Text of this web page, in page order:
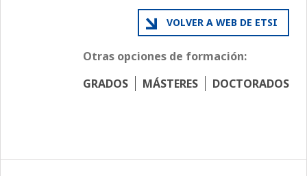
VOLVER A WEB DE ETSI
Otras opciones de formación:
GRADOS
MÁSTERES DOCTORADOS